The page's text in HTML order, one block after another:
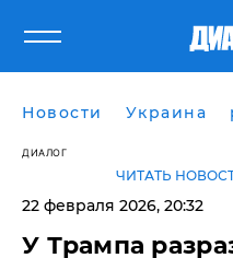
Новости Украина
ДИАЛОГ
ЧИТАТЬ
22 февраля 2026, 20:32
У Трампа